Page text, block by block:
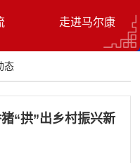
走进马尔康
态
“拱”出乡村振兴新